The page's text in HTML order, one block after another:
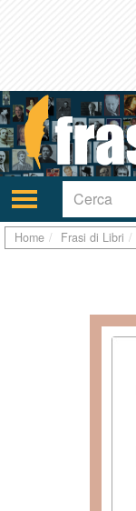
Attiva/disattiva
navigazione
Home Frasi di Libri